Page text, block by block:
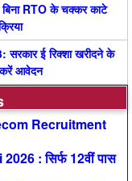
RTO के चक्कर काटे
ई रिक्शा खरीदने के
करें आवेदन
Recruitment
: सिर्फ 12वीं पास